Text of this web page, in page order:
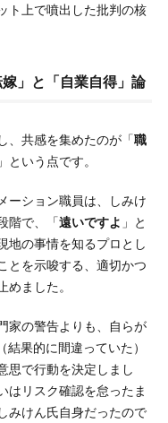
ト上で噴出した批判の核
」と「自業自得」論
、共感を集めたのが「 職
という点です。
ーション職員は、しみけ
階で、「 遠いですよ 」と
地の事情を知るプロとし
とを示唆する、適切かつ
めました。
家の警告よりも、自らが
結果的に間違っていた）
思で行動を決定しまし
はリスク確認を怠ったま
みけん氏自身だったので